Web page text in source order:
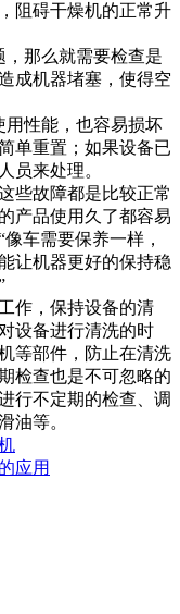
阻碍干燥机的正常升
那么就需要检查是
成机器堵塞，使得空
用性能，也容易损坏
单重置；如果设备已
员来处理。
些故障都是比较正常
产品使用久了都容易
车需要保养一样，
让机器更好的保持稳
作，保持设备的清
设备进行清洗的时
等部件，防止在清洗
检查也是不可忽略的
行不定期的检查、调
油等。
应用